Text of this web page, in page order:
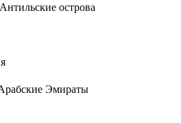
острова
Эмираты